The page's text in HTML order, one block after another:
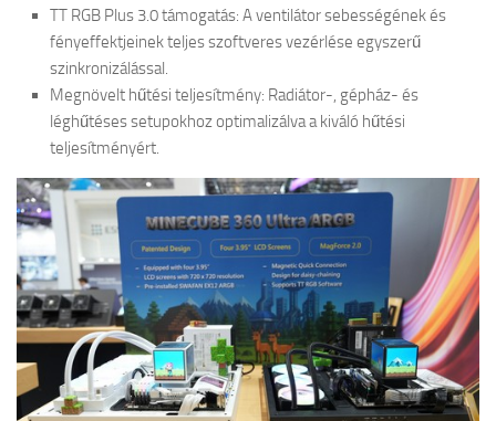
TT RGB Plus 3.0 támogatás: A ventilátor sebességének és
fényeffektjeinek teljes szoftveres vezérlése egyszerű
szinkronizálással.
Megnövelt hűtési teljesítmény: Radiátor-, gépház- és
léghűtéses setupokhoz optimalizálva a kiváló hűtési
teljesítményért.